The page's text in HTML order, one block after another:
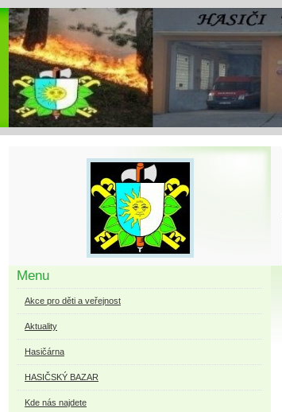
Menu
Akce pro děti a veřejnost
Aktuality
Hasičárna
HASIČSKÝ BAZAR
Kde nás najdete